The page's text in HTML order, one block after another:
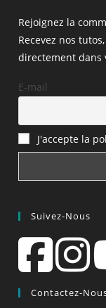
Rejoignez la
Recevez nos
directement dans
E-mail
J'accepte la
Suivez-Nous
Contactez-